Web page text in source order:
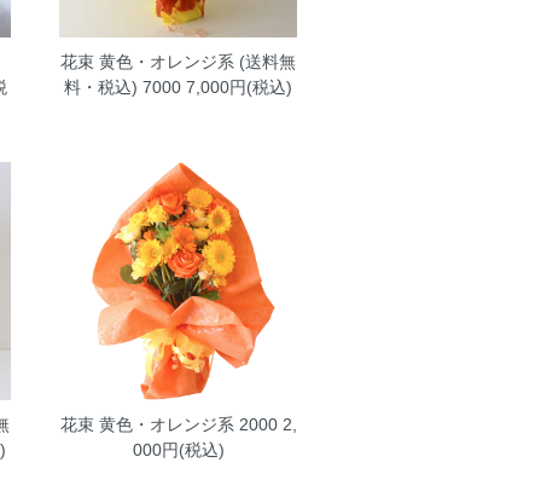
花束 黄色・オレンジ系 (送料無
料・税込) 7000 7,000円(税込)
花束 黄色・オレンジ系 20002,
000円(税込)